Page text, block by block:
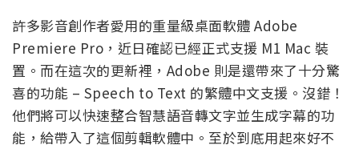
許多影音創作者愛用的重量級桌面軟體 Adobe
Premiere Pro，近日確認已經正式支援 M1 Mac 裝
置。而在這次的更新裡，Adobe 則是還帶來了十分驚
喜的功能 – Speech to Text 的繁體中文支援。沒錯！
他們將可以快速整合智慧語音轉文字並生成字幕的功
能，給帶入了這個剪輯軟體中。至於到底用起來好不